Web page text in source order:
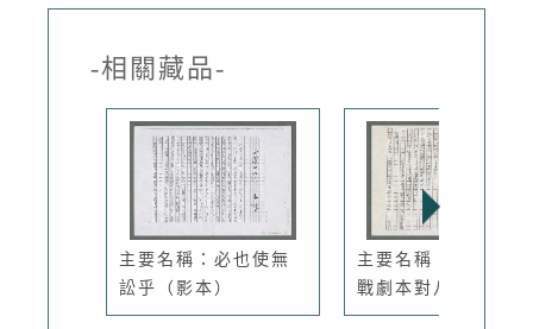
-相關藏品-
主要名稱：必也使無
訟乎（影本）
主要名稱：八二三炮
戰劇本對八...